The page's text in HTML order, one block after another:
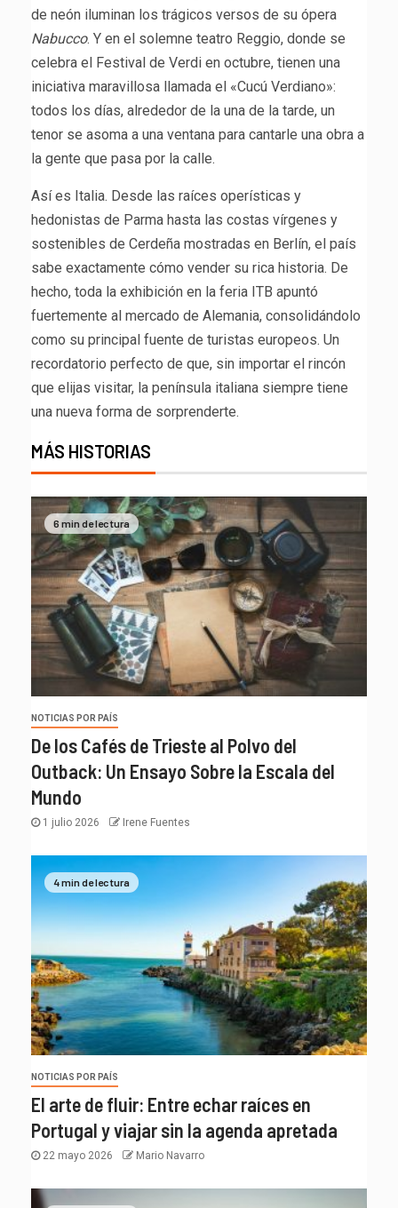
de neón iluminan los trágicos versos de su ópera
Nabucco. Y en el solemne teatro Reggio, donde se
celebra el Festival de Verdi en octubre, tienen una
iniciativa maravillosa llamada el «Cucú Verdiano»:
todos los días, alrededor de la una de la tarde, un
tenor se asoma a una ventana para cantarle una obra a
la gente que pasa por la calle.
Así es Italia. Desde las raíces operísticas y
hedonistas de Parma hasta las costas vírgenes y
sostenibles de Cerdeña mostradas en Berlín, el país
sabe exactamente cómo vender su rica historia. De
hecho, toda la exhibición en la feria ITB apuntó
fuertemente al mercado de Alemania, consolidándolo
como su principal fuente de turistas europeos. Un
recordatorio perfecto de que, sin importar el rincón
que elijas visitar, la península italiana siempre tiene
una nueva forma de sorprenderte.
MÁS HISTORIAS
6 min de lectura
NOTICIAS POR PAÍS
De los Cafés de Trieste al Polvo del
Outback: Un Ensayo Sobre la Escala del
Mundo
1 julio 2026 Irene Fuentes
4 min de lectura
NOTICIAS POR PAÍS
El arte de fluir: Entre echar raíces en
Portugal y viajar sin la agenda apretada
22 mayo 2026 Mario Navarro